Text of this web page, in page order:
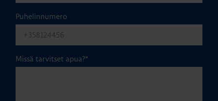
Puhelinnumero
Missä tarvitset apua?*